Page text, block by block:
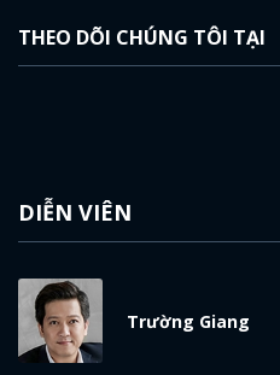
THEO DÕI CHÚNG TÔI TẠI
DIỄN VIÊN
Trường Giang